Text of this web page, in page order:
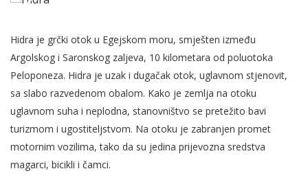
Hidra je grčki otok u Egejskom moru, smješten između
Argolskog i Saronskog zaljeva, 10 kilometara od poluotoka
Peloponeza. Hidra je uzak i dugačak otok, uglavnom stjenovit,
sa slabo razvedenom obalom. Kako je zemlja na otoku
uglavnom suha i neplodna, stanovništvo se pretežito bavi
turizmom i ugostiteljstvom. Na otoku je zabranjen promet
motornim vozilima, tako da su jedina prijevozna sredstva
magarci, bicikli i čamci.